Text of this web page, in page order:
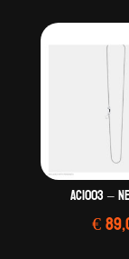
AC1003 –
€